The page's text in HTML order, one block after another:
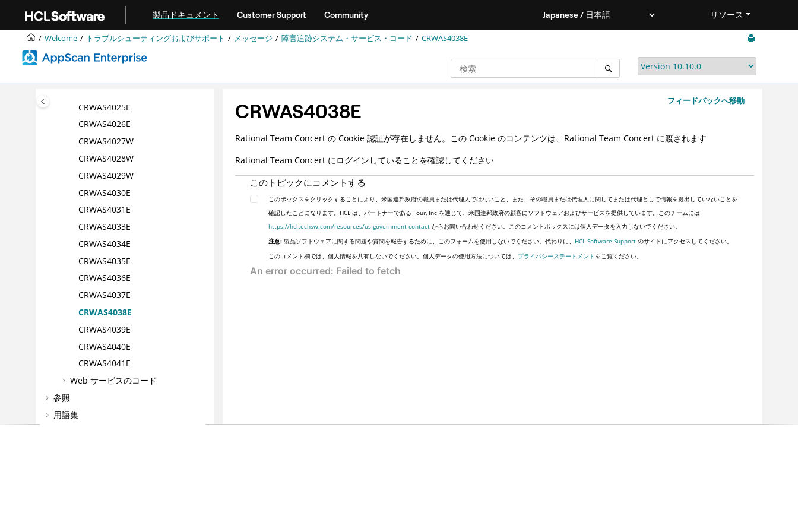
製品ドキュメント Customer Support Community リソース
Welcome トラブルシューティングおよびサポート メッセージ 障害追跡システム・サービス・コード CRWAS4038E
CRWAS4019E
CRWAS4020E
CRWAS 4021 E
CRWAS 4022 E
CRWAS4025E
CRWAS4026E
CRWAS4027W
CRWAS4028W
CRWAS4029W
CRWAS4030E
CRWAS4031E
CRWAS4033E
CRWAS4034E
CRWAS4035E
CRWAS4036E
CRWAS4037E
CRWAS4038E
CRWAS4039E
CRWAS4040E
CRWAS4041E
Web サービスのコード
参照
用語集
フィードバックへ移動
CRWAS4038E
Rational Team Concert の Cookie 認証が存在しません。この Cookie のコンテンツは、Rational Team Concert に渡されます
Rational Team Concert にログインしていることを確認してください
このトピックにコメントする
このボックスをクリックすることにより、米国連邦政府の職員または代理人ではないこと、また、その職員または代理人に関してまたは代理として情報を提出していないことを
確認したことになります。HCL は、パートナーである Four, Inc を通じて、米国連邦政府の顧客にソフトウェアおよびサービスを提供しています。このチームには
https://hcltechsw.com/resources/us-government-contact からお問い合わせください。このコメントボックスには個人データを入力しないでください。
注意: 製品ソフトウェアに関する問題や質問を報告するために、このフォームを使用しないでください。代わりに、 HCL Software Support のサイトにアクセスしてください。
このコメント欄では、個人情報を共有しないでください。個人データの使用方法については、 プライバシーステートメント をご覧ください。